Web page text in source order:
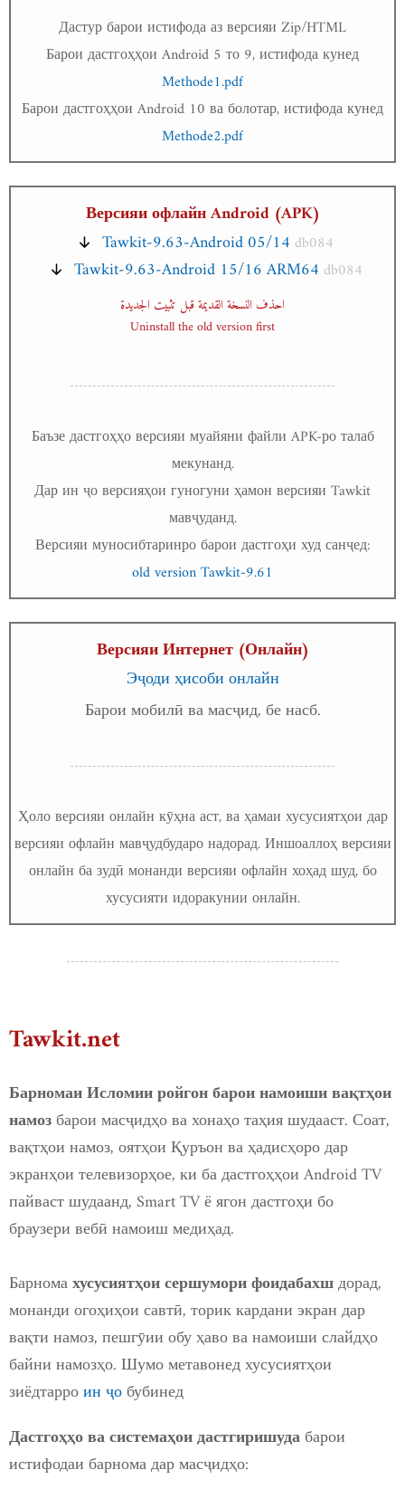
Дастур барои истифода аз версияи Zip/HTML
Барои дастгоҳҳои Android 5 то 9, истифода кунед
Methode1.pdf
Барои дастгоҳҳои Android 10 ва болотар, истифода кунед
Methode2.pdf
Версияи офлайн Android (APK)
Tawkit-9.63-Android 05/14 db084
Tawkit-9.63-Android 15/16 ARM64 db084
احذف النسخة القديمة قبل تثبيت الجديدة
Uninstall the old version first
Баъзе дастгоҳҳо версияи муайяни файли APK-ро талаб
мекунанд.
Дар ин ҷо версияҳои гуногуни ҳамон версияи Tawkit
мавҷуданд.
Версияи муносибтаринро барои дастгоҳи худ санҷед:
old version Tawkit-9.61
Версияи Интернет (Онлайн)
Эҷоди ҳисоби онлайн
Барои мобилӣ ва масҷид, бе насб.
Ҳоло версияи онлайн кӯҳна аст, ва ҳамаи хусусиятҳои дар
версияи офлайн мавҷудбударо надорад. Иншоаллоҳ версияи
онлайн ба зудӣ монанди версияи офлайн хоҳад шуд, бо
хусусияти идоракунии онлайн.
Tawkit.net
Барномаи Исломии ройгон барои намоиши вақтҳои
намозбарои масҷидҳо ва хонаҳо таҳия шудааст. Соат,
вақтҳои намоз, оятҳои Қуръон ва ҳадисҳоро дар
экранҳои телевизорҳое, ки ба дастгоҳҳои Android TV
пайваст шудаанд, Smart TV ё ягон дастгоҳи бо
браузери вебӣ намоиш медиҳад.
Барномахусусиятҳои сершумори фоидабахшдорад,
монанди огоҳиҳои савтӣ, торик кардани экран дар
вақти намоз, пешгӯии обу ҳаво ва намоиши слайдҳо
байни намозҳо. Шумо метавонед хусусиятҳои
зиёдтарроин ҷобубинед
Дастгоҳҳо ва системаҳои дастгиришудабарои
истифодаи барнома дар масҷидҳо: